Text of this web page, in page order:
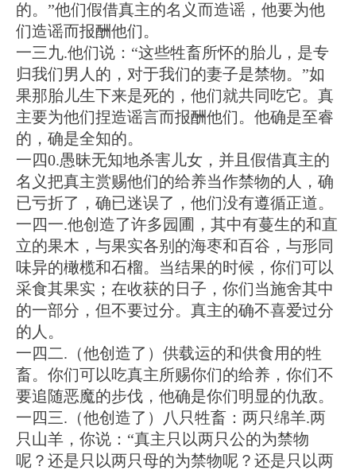
的。”他们假借真主的名义而造谣，他要为他
们造谣而报酬他们。
一三九.他们说：“这些牲畜所怀的胎儿，是专
归我们男人的，对于我们的妻子是禁物。”如
果那胎儿生下来是死的，他们就共同吃它。真
主要为他们捏造谣言而报酬他们。他确是至睿
的，确是全知的。
一四0.愚昧无知地杀害儿女，并且假借真主的
名义把真主赏赐他们的给养当作禁物的人，确
已亏折了，确已迷误了，他们没有遵循正道。
一四一.他创造了许多园圃，其中有蔓生的和直
立的果木，与果实各别的海枣和百谷，与形同
味异的橄榄和石榴。当结果的时候，你们可以
采食其果实；在收获的日子，你们当施舍其中
的一部分，但不要过分。真主的确不喜爱过分
的人。
一四二.（他创造了）供载运的和供食用的牲
畜。你们可以吃真主所赐你们的给养，你们不
要追随恶魔的步伐，他确是你们明显的仇敌。
一四三.（他创造了）八只牲畜：两只绵羊.两
只山羊，你说：“真主只以两只公的为禁物
呢？还是只以两只母的为禁物呢？还是只以两